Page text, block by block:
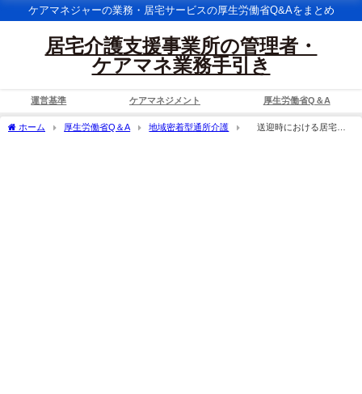
ケアマネジャーの業務・居宅サービスの厚生労働省Q&Aをまとめ
居宅介護支援事業所の管理者・
ケアマネ業務手引き
運営基準 ケアマネジメント 厚生労働省Q＆A
ホーム 厚生労働省Q＆A 地域密着型通所介護
送迎時における居宅内